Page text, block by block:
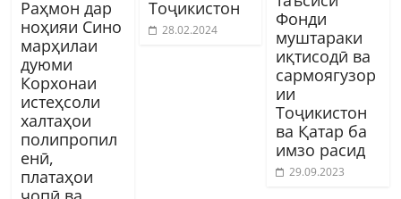
Раҳмон дар
ноҳияи Сино
марҳилаи
дуюми
Корхонаи
истеҳсоли
халтаҳои
полипропил
енӣ,
платаҳои
Тоҷикистон
28.02.2024
Фонди
муштараки
иқтисодӣ ва
сармоягузор
ии
Тоҷикистон
ва Қатар ба
имзо расид
29.09.2023